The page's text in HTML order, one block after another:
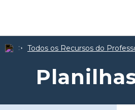
Todos os Recursos do